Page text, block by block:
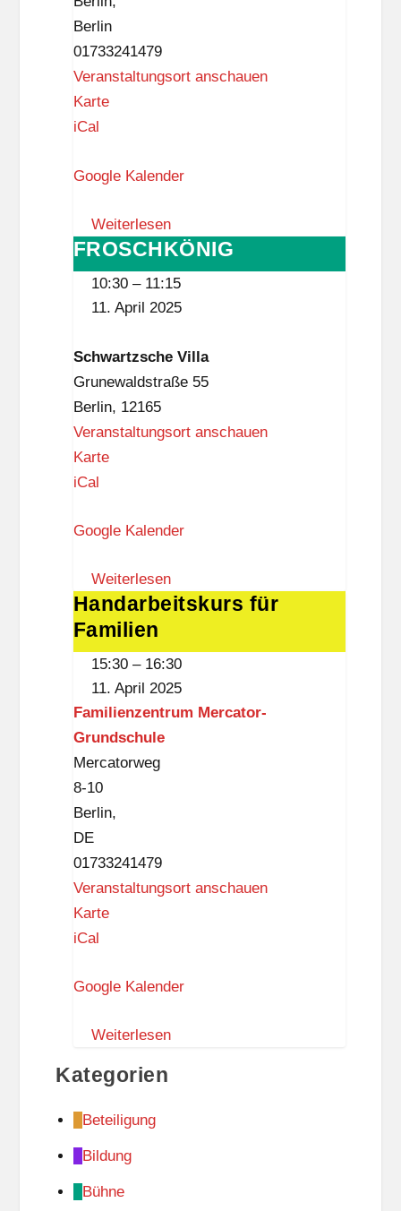
n
m
e
l
d
g
Berlin
01733241479
Veranstaltungsort anschauen
KarteF
i
i
e
n
n
t
r
u
m
r
a
t
o
r
G
c
iCal
Google Kalender
Weiterlesen
FROSCHKÖNIG
FROSCHKÖNIG
10:30 – 11:15
11. April 2025
Schwartzsche Villa
Grunewaldstraße 55
Berlin, 12165
Veranstaltungsort anschauen
KarteS
w
r
t
z
s
h
e
V
l
a
iCal
Google Kalender
Weiterlesen
Handarbeitskurs
für
Familien
Handarbeitskurs für
Familien
15:30 – 16:30
11. April 2025
Familienzentrum Mercator-
Grundschule
Mercatorweg
8-10
Berlin,
DE
01733241479
Veranstaltungsort anschauen
KarteF
i
i
n
z
n
t
iCal
Google Kalender
Weiterlesen
Kategorien
Beteiligung
Bildung
Bühne